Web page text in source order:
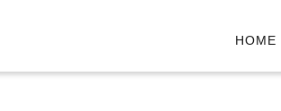
HOME